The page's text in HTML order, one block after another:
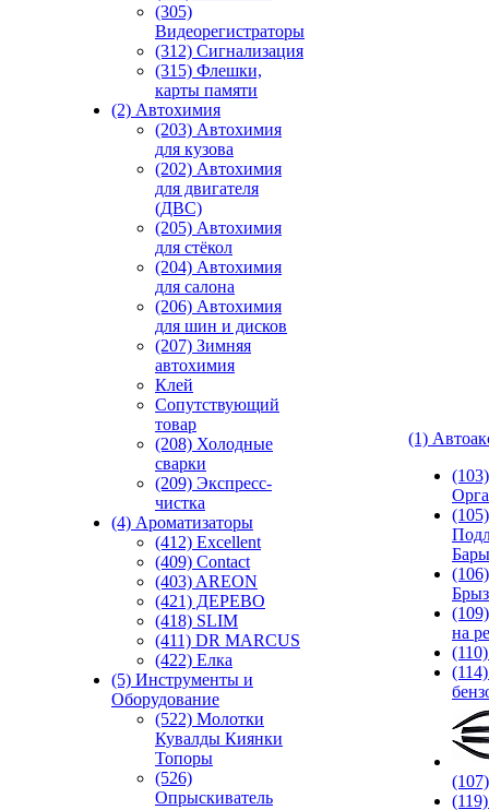
(305)
Видеорегистраторы
(312) Сигнализация
(315) Флешки,
карты памяти
(2) Автохимия
(203) Автохимия
для кузова
(202) Автохимия
для двигателя
(ДВС)
(205) Автохимия
для стёкол
(204) Автохимия
для салона
(206) Автохимия
для шин и дисков
(207) Зимняя
автохимия
Клей
Сопутствующий
товар
(208) Холодные
сварки
(209) Экспреcс-
чистка
(4) Ароматизаторы
(412) Excellent
(409) Contact
(403) AREON
(421) ДЕРЕВО
(418) SLIM
(411) DR MARCUS
(422) Елка
(5) Инструменты и
Оборудование
(522) Молотки
Кувалды Киянки
Топоры
(526)
Опрыскиватель
(1)
(105)
Бары
(106)
на